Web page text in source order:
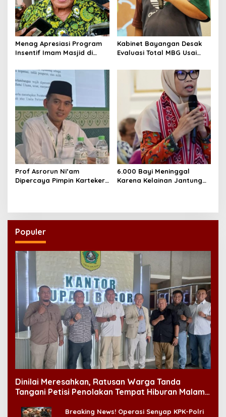
Menag Apresiasi Program
Insentif Imam Masjid di
Model Nasional
Kabinet Bayangan Desak
Evaluasi Total MBG Usai
Massal
Prof Asrorun Ni’am
Dipercaya Pimpin Karteker
6.000 Bayi Meninggal
Karena Kelainan Jantung
Populer
Dinilai Meresahkan, Ratusan Warga Tanda
Tangani Petisi Penolakan Tempat Hiburan Malam
Breaking News! Operasi Senyap KPK-Polri